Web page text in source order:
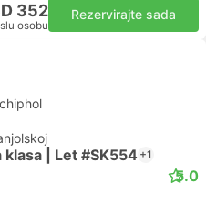
352
osobu
Rezervirajte sada
klasa | Let #SK554 +1
5.0